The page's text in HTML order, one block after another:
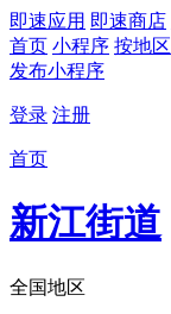
即速应用 即速商店
首页 小程序 按地区
发布小程序
登录 注册
首页
新江街道
全国地区